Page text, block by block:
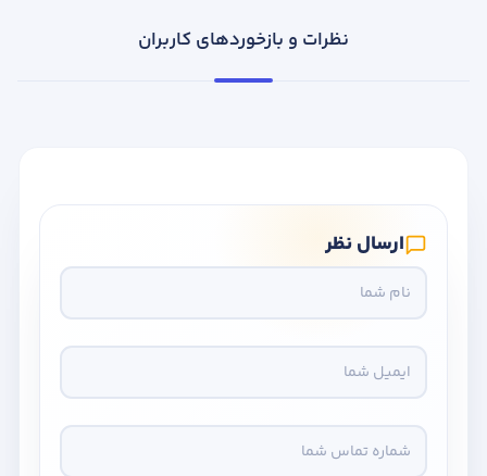
نظرات و بازخوردهای کاربران
ارسال نظر